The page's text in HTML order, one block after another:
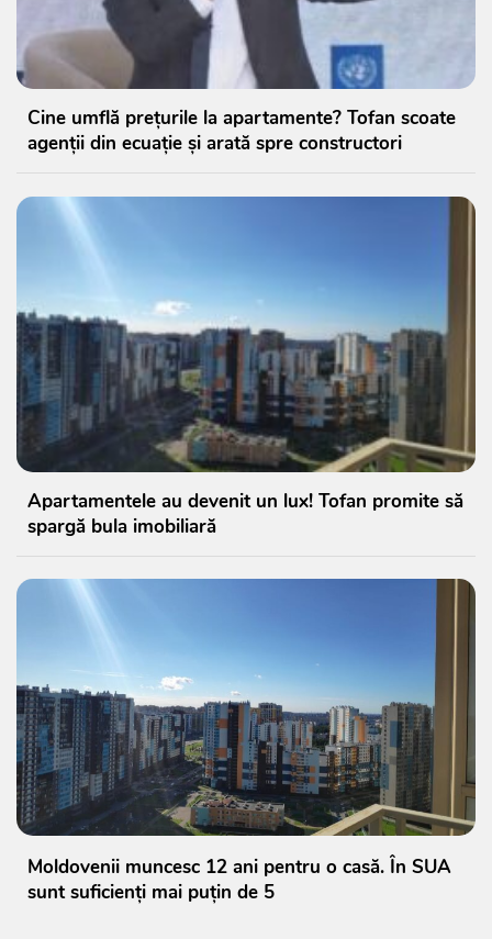
Cine umflă prețurile la apartamente? Tofan scoate
agenții din ecuație și arată spre constructori
Apartamentele au devenit un lux! Tofan promite să
spargă bula imobiliară
Moldovenii muncesc 12 ani pentru o casă. În SUA
sunt suficienți mai puțin de 5